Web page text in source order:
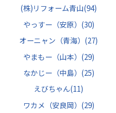
(株)リフォーム青山(94)
やっすー（安原） (30)
オーニャン（青海） (27)
やまもー（山本） (29)
なかじー（中島） (25)
えびちゃん(11)
ワカメ（安良岡） (29)